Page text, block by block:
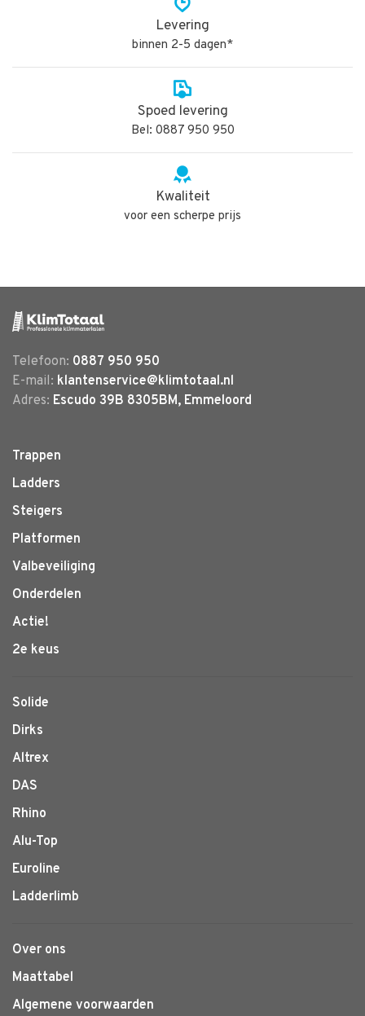
Levering
binnen 2-5 dagen*
Spoed levering
Bel: 0887 950 950
Kwaliteit
voor een scherpe prijs
Telefoon: 0887 950 950
E-mail: klantenservice@klimtotaal.nl
Adres: Escudo 39B 8305BM, Emmeloord
Trappen
Ladders
Steigers
Platformen
Valbeveiliging
Onderdelen
Actie!
2e keus
Solide
Dirks
Altrex
DAS
Rhino
Alu-Top
Euroline
Ladderlimb
Over ons
Maattabel
Algemene voorwaarden